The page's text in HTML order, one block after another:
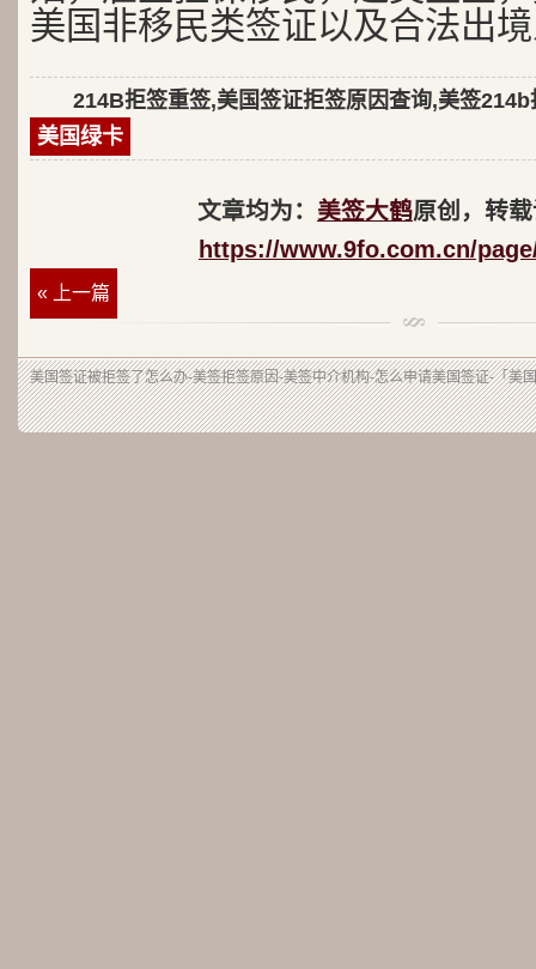
美国非移民类签证以及合法出
214B拒签重签,美国签证拒签原因查询,美签214b
美国绿卡
文章均为： 美签大鹤原创，转
https://www.9fo.com.cn/
« 上一篇
美国签证被拒签了怎么办-美签拒签原因-美签中介机构-怎么申请美国签证-「美